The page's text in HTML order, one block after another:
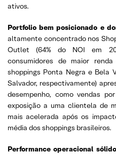
ativos.
Portfolio bem posicionado e
altamente concentrado nos
Outlet (64% do NOI em
consumidores de maior
shoppings Ponta Negra e Bela
Salvador, respectivamente)
desempenho, como vendas
exposição a uma clientela de
mais acelerada após os
média dos shoppings brasileiros.
Performance operacional